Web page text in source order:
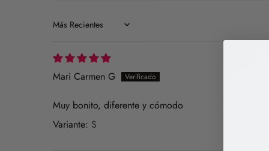
Sort by
Mari Carmen G
Muy bonito, diferente y cómodo
S